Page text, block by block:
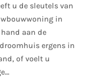
u de sleutels van
in
aan de
ergens in
of voelt u